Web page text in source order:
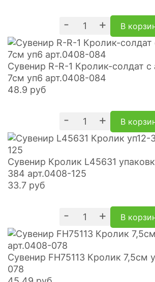
- + В
Сувенир R-R-1 Кролик-солдат с
7см уп6 арт.0408-084
48.9 руб
- + В
Сувенир Кролик L45631
384 арт.0408-125
33.7 руб
- + В
Сувенир FH75113 Кролик 7,5см
078